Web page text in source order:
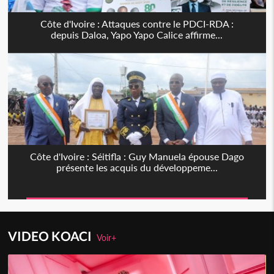
Côte d'Ivoire : Attaques contre le PDCI-RDA :
depuis Daloa, Yapo Yapo Calice affirme...
Côte d'Ivoire : Séitifla : Guy Manuela épouse Dago
présente les acquis du développeme...
VIDEO KOACIVoir+